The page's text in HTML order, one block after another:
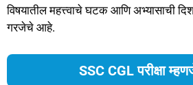
विषयातील महत्त्वाचे घटक आणि अभ्यासाची
गरजेचे आहे.
SSC CGL परीक्षा